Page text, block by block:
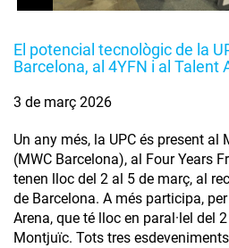
El potencial tecnològic de la
Barcelona, al 4YFN i al Talent
3 de març 2026
Un any més, la UPC és present al
(MWC Barcelona), al Four Years
tenen lloc del 2 al 5 de març, al
de Barcelona. A més participa,
Arena, que té lloc en paral·lel del
Montjuïc. Tots tres